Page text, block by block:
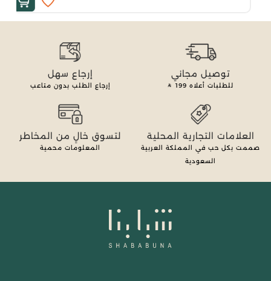
توصيل مجاني
للطلبات أعلاه 199
إرجاع سهل
إرجاع الطلب بدون متاعب
العلامات التجارية المحلية
صممت بكل حب في المملكة العربية
السعودية
لتسوق خالٍ من المخاطر
المعلومات محمية